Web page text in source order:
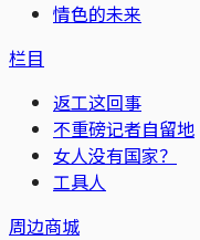
情色的未来
栏目
返工这回事
不重磅记者自留地
女人没有国家？
工具人
周边商城